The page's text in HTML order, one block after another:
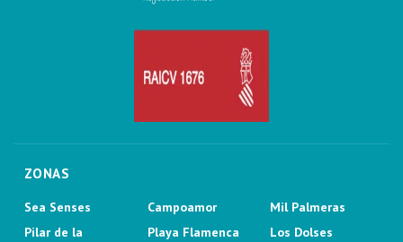
ZONAS
Sea Senses
Pilar de la
Campoamor
Playa Flamenca
Mil Palmeras
Los Dolses